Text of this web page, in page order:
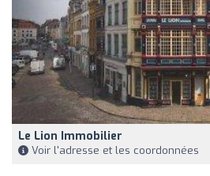
Le Lion Immobilier
Voir l'adresse et les coordonnées